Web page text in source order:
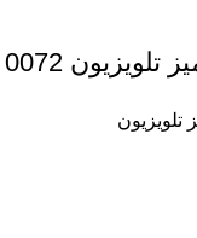
0072
تلویزیون